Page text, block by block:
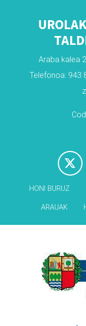
Araba kalea
Telefonoa: 943
HONI BURUZ
ARAUAK